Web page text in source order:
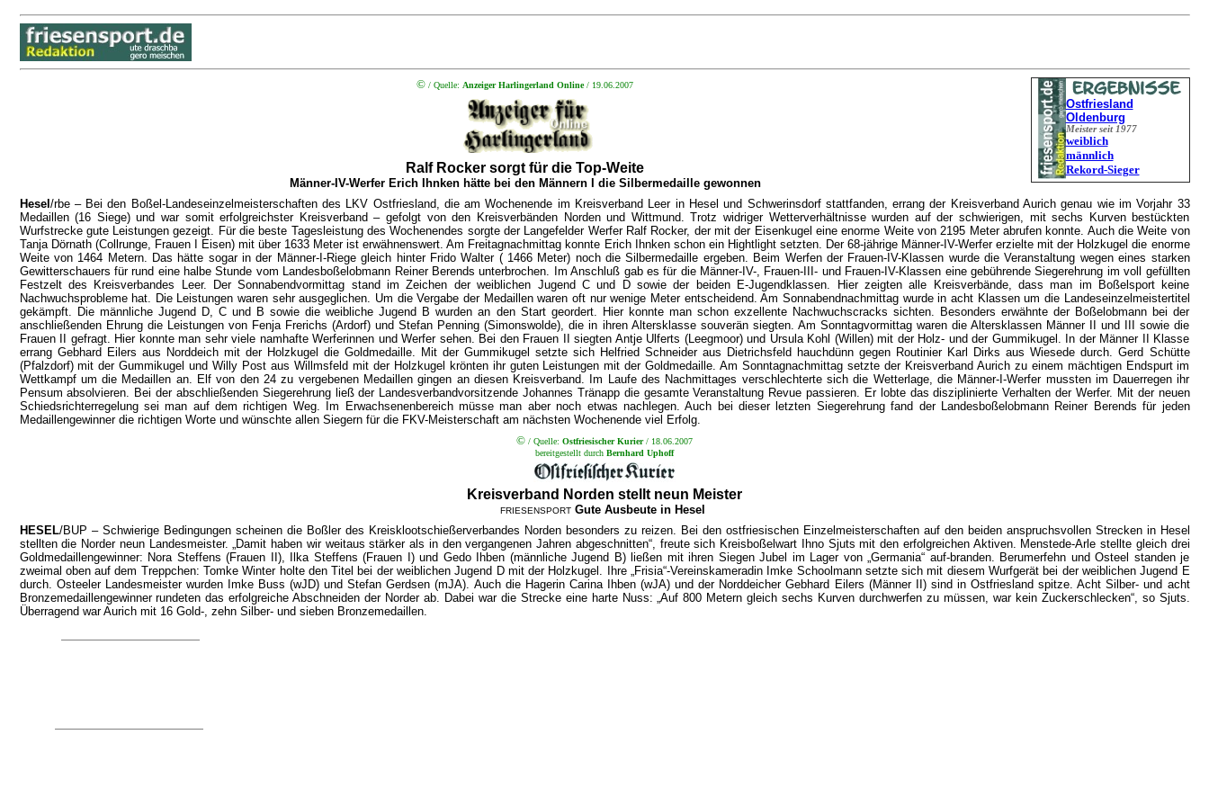
Ostfriesland
Oldenburg
Meister seit 1977
weiblich
männlich
Rekord-Sieger
© / Quelle: Anzeiger Harlingerland Online/ 19.06.2007
Ralf Rocker sorgt für die Top-Weite
Männer-IV-Werfer Erich Ihnken hätte bei den Männern I die Silbermedaille gewonnen
Hesel /rbe – Bei den Boßel-Landeseinzelmeisterschaften des LKV Ostfriesland, die am Wochenende im Kreisverband Leer in Hesel und Schwerinsdorf stattfanden, errang der Kreisverband Aurich genau wie im Vorjahr 33
Medaillen (16 Siege) und war somit erfolgreichster Kreisverband – gefolgt von den Kreisverbänden Norden und Wittmund. Trotz widriger Wetterverhältnisse wurden auf der schwierigen, mit sechs Kurven bestückten
Wurfstrecke gute Leistungen gezeigt. Für die beste Tagesleistung des Wochenendes sorgte der Langefelder Werfer Ralf Rocker, der mit der Eisenkugel eine enorme Weite von 2195 Meter abrufen konnte. Auch die Weite von
Tanja Dörnath (Collrunge, Frauen I Eisen) mit über 1633 Meter ist erwähnenswert. Am Freitagnachmittag konnte Erich Ihnken schon ein Hightlight setzten. Der 68-jährige Männer-IV-Werfer erzielte mit der Holzkugel die enorme
Weite von 1464 Metern. Das hätte sogar in der Männer-I-Riege gleich hinter Frido Walter ( 1466 Meter) noch die Silbermedaille ergeben. Beim Werfen der Frauen-IV-Klassen wurde die Veranstaltung wegen eines starken
Gewitterschauers für rund eine halbe Stunde vom Landesboßelobmann Reiner Berends unterbrochen. Im Anschluß gab es für die Männer-IV-, Frauen-III- und Frauen-IV-Klassen eine gebührende Siegerehrung im voll gefüllten
Festzelt des Kreisverbandes Leer. Der Sonnabendvormittag stand im Zeichen der weiblichen Jugend C und D sowie der beiden E-Jugendklassen. Hier zeigten alle Kreisverbände, dass man im Boßelsport keine
Nachwuchsprobleme hat. Die Leistungen waren sehr ausgeglichen. Um die Vergabe der Medaillen waren oft nur wenige Meter entscheidend. Am Sonnabendnachmittag wurde in acht Klassen um die Landeseinzelmeistertitel
gekämpft. Die männliche Jugend D, C und B sowie die weibliche Jugend B wurden an den Start geordert. Hier konnte man schon exzellente Nachwuchscracks sichten. Besonders erwähnte der Boßelobmann bei der
anschließenden Ehrung die Leistungen von Fenja Frerichs (Ardorf) und Stefan Penning (Simonswolde), die in ihren Altersklasse souverän siegten. Am Sonntagvormittag waren die Altersklassen Männer II und III sowie die
Frauen II gefragt. Hier konnte man sehr viele namhafte Werferinnen und Werfer sehen. Bei den Frauen II siegten Antje Ulferts (Leegmoor) und Ursula Kohl (Willen) mit der Holz- und der Gummikugel. In der Männer II Klasse
errang Gebhard Eilers aus Norddeich mit der Holzkugel die Goldmedaille. Mit der Gummikugel setzte sich Helfried Schneider aus Dietrichsfeld hauchdünn gegen Routinier Karl Dirks aus Wiesede durch. Gerd Schütte
(Pfalzdorf) mit der Gummikugel und Willy Post aus Willmsfeld mit der Holzkugel krönten ihr guten Leistungen mit der Goldmedaille. Am Sonntagnachmittag setzte der Kreisverband Aurich zu einem mächtigen Endspurt im
Wettkampf um die Medaillen an. Elf von den 24 zu vergebenen Medaillen gingen an diesen Kreisverband. Im Laufe des Nachmittages verschlechterte sich die Wetterlage, die Männer-I-Werfer mussten im Dauerregen ihr
Pensum absolvieren. Bei der abschließenden Siegerehrung ließ der Landesverbandvorsitzende Johannes Tränapp die gesamte Veranstaltung Revue passieren. Er lobte das disziplinierte Verhalten der Werfer. Mit der neuen
Schiedsrichterregelung sei man auf dem richtigen Weg. Im Erwachsenenbereich müsse man aber noch etwas nachlegen. Auch bei dieser letzten Siegerehrung fand der Landesboßelobmann Reiner Berends für jeden
Medaillengewinner die richtigen Worte und wünschte allen Siegern für die FKV-Meisterschaft am nächsten Wochenende viel Erfolg.
© / Quelle: Ostfriesischer Kurier/ 18.06.2007
bereitgestellt durch Bernhard Uphoff
Kreisverband Norden stellt neun Meister
FRIESENSPORT Gute Ausbeute in Hesel
HESEL/BUP – Schwierige Be­dingungen scheinen die Boß­ler des Kreisklootschießerverbandes Norden besonders zu reizen. Bei den ostfriesischen Einzelmeisterschaften auf den beiden anspruchsvollen Strecken in Hesel
stellten die Norder neun Landesmeister. „Damit haben wir weitaus stärker als in den vergan­genen Jahren abgeschnitten“, freute sich Kreisboßelwart Ihno Sjuts mit den erfolgreichen Aktiven. Menstede-Arle stellte gleich drei
Goldmedaillengewinner: Nora Steffens (Frauen II), Ilka Steffens (Frauen I) und Gedo Ihben (männliche Jugend B) ließen mit ihren Siegen Jubel im Lager von „Germania“ auf-branden. Berumerfehn und Osteel standen je
zweimal oben auf dem Treppchen: Tomke Winter holte den Titel bei der weiblichen Jugend D mit der Holzkugel. Ihre „Frisia“-Vereinskameradin Imke Schoolmann setzte sich mit diesem Wurfgerät bei der weiblichen Jugend E
durch. Osteeler Landesmeister wur­den Imke Buss (wJD) und Stefan Gerdsen (mJA). Auch die Hagerin Carina Ihben (wJA) und der Norddeicher Gebhard Eilers (Männer II) sind in Ostfriesland spitze. Acht Silber- und acht
Bronze­medaillengewinner rundeten das erfolgreiche Abschneiden der Norder ab. Dabei war die Strecke eine harte Nuss: „Auf 800 Metern gleich sechs Kurven durchwerfen zu müssen, war kein Zuckerschlecken“, so Sjuts.
Überragend war Aurich mit 16 Gold-, zehn Silber- und sieben Bronzemedaillen.